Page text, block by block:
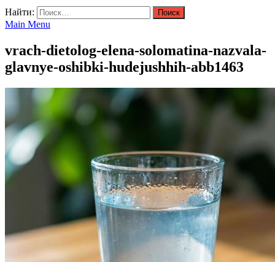
Найти:
Main Menu
vrach-dietolog-elena-solomatina-nazvala-
glavnye-oshibki-hudejushhih-abb1463